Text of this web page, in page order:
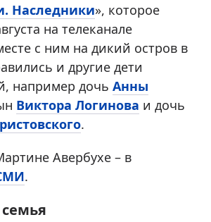
Наследники», которое
на телеканале
с ним на дикий остров в
и другие дети
например дочь Анны
Виктора Логинова и дочь
.
Авербухе – в
.